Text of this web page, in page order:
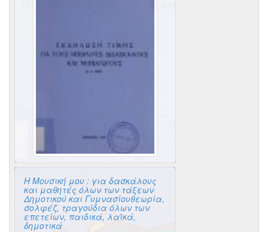
Η Μουσική μου : για δασκάλους
και μαθητές όλων των τάξεων
Δημοτικού και Γυμνασίουθεωρία,
σολφέζ, τραγούδια όλων των
επετείων, παιδικά, λαϊκά,
δημοτικά